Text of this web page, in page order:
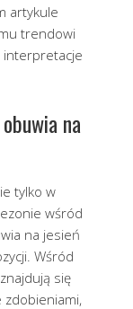
artykule
trendowi
interpretacje
na
tylko w
wśród
na jesień
Wśród
się